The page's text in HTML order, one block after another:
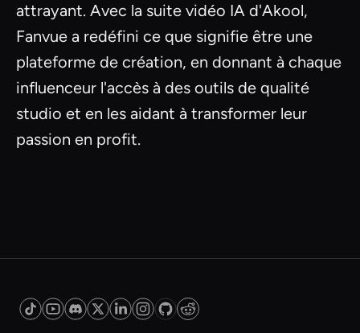
attrayant. Avec la suite vidéo IA d'Akool,
Fanvue a redéfini ce que signifie être une
plateforme de création, en donnant à chaque
influenceur l'accès à des outils de qualité
studio et en les aidant à transformer leur
passion en profit.